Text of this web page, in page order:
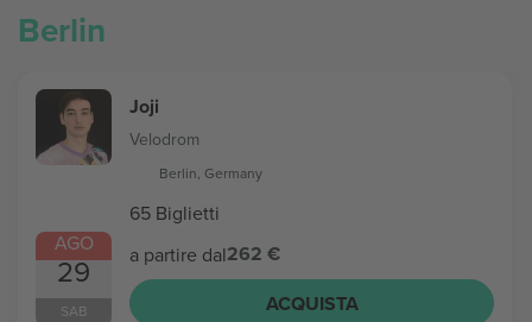
Berlin
AGO
29
SAB
Joji
Velodrom
Berlin, Germany
65 Biglietti
a partire dal262 €
ACQUISTA